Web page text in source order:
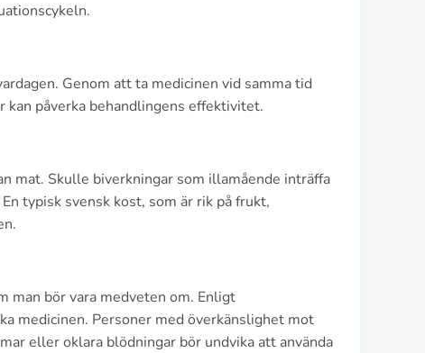
Genom att ta medicinen vid samma tid
påverka behandlingens effektivitet.
mat. Skulle biverkningar som illamående inträffa
typisk svensk kost, som är rik på frukt,
man bör vara medveten om. Enligt
medicinen. Personer med överkänslighet mot
eller oklara blödningar bör undvika att använda